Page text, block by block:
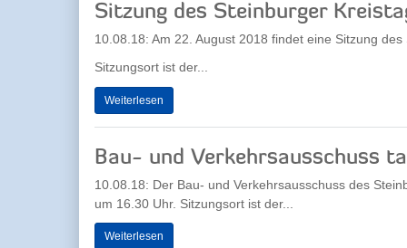
Sitzung des Steinburger
10.08.18: Am 22. August 2018 findet eine Sitzung
Sitzungsort ist der...
Weiterlesen
Bau- und Verkehrsausschuss
10.08.18: Der Bau- und Verkehrsausschuss des
um 16.30 Uhr. Sitzungsort ist der...
Weiterlesen